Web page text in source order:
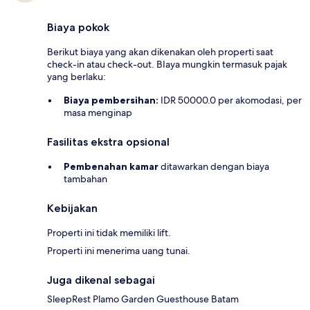
Biaya pokok
Berikut biaya yang akan dikenakan oleh properti saat
check-in atau check-out. BIaya mungkin termasuk pajak
yang berlaku:
Biaya pembersihan: IDR 50000.0 per akomodasi, per
masa menginap
Fasilitas ekstra opsional
Pembenahan kamarditawarkan dengan biaya
tambahan
Kebijakan
Properti ini tidak memiliki lift.
Properti ini menerima uang tunai.
Juga dikenal sebagai
SleepRest Plamo Garden Guesthouse Batam